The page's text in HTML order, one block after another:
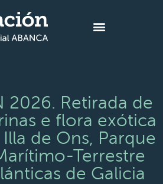
2026. Retirada de
e flora exótica
de Ons, Parque
Terrestre
de Galicia